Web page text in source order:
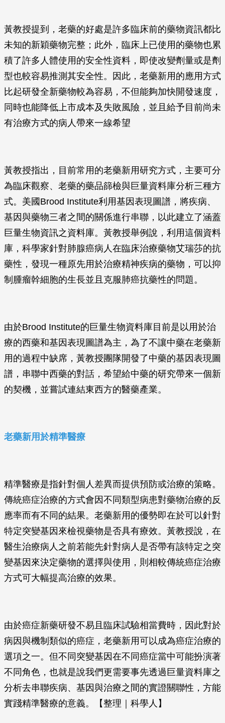
黃教授提到，老藥的好處是許多臨床前的藥物資訊都比
未知的新穎藥物完整；此外，臨床上已使用的藥物也累
積了許多人體使用的安全性資料，即使改變劑量或是劑
型也較容易推測其安全性。因此，老藥新用的應用方式
比起研發全新藥物較為容易，不但能夠加快開發速度，
同時也能降低上市成本及失敗風險，並且給予目前尚未
有治療方式的病人帶來一線希望
黃教授指出，目前常用的老藥新用研究方式，主要可分
為臨床觀察、老藥的藥品篩檢與巨量資料庫分析三種方
式。美國Brood Institute利用基因表現圖譜，將疾病、
基因與藥物三者之間的關係進行串聯，以此建立了涵蓋
巨量生物資訊之資料庫。黃教授舉例說，利用這個資料
庫，科學家針對肺腺癌病人在臨床治療藥物艾瑞莎的抗
藥性，發現一種原先用於治療精神疾病的藥物，可以抑
制腫瘤幹細胞的生長並且克服肺癌抗藥性的問題。
由於Brood Institute的巨量生物資料庫目前是以用於治
療的西藥和基因表現圖譜為主，為了不讓中藥在老藥新
用的過程中缺席，黃教授團隊開發了中藥的基因表現圖
譜，串聯中西藥的對話，希望給中藥的研究帶來一個新
的契機，並嘗試連結東西方的醫藥產業。
老藥新用於精準醫療
精準醫療是指針對個人差異而提供預防或治療的策略。
傳統癌症治療的方式會因不同類型病患對藥物治療的反
應率而有不同的結果。老藥新用的優勢即在於可以針對
特定突變基因來檢視藥物是否具有療效。黃教授說，在
醫生治療病人之前若能先針對病人是否帶有該特定之突
變基因來決定藥物的選擇與使用，則相較傳統癌症治療
方式可大幅提高治療的效果。
由於癌症新藥研發不易且臨床試驗相當費時，因此對於
病因與機制類似的癌症，老藥新用可以成為癌症治療的
選項之一。但不同突變基因在不同癌症當中可能扮演著
不同角色，也就是說我們更需要事先透過巨量資料庫之
分析去串聯疾病、基因與治療之間的實證關聯性，方能
實踐精準醫療的意義。【整理｜科學人】